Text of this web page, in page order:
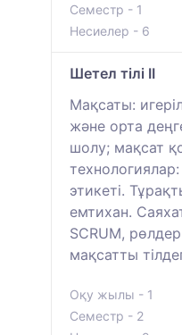
Семестр - 1
Несиелер - 6
Шетел тілі II
Мақсаты:
және орта
шолу; мақсат
этикеті.
емтихан.
SCRUM,
мақсатты
Оқу жылы - 1
Семестр - 2